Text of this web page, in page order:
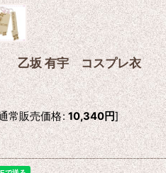
乙坂 有宇 コスプレ衣
常販売価格: 10,340円]